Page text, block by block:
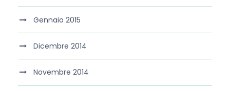
Gennaio 2015
Dicembre 2014
Novembre 2014